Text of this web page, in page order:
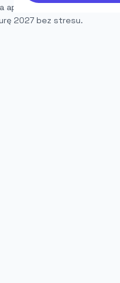
mobilna,
2027 bez stresu.